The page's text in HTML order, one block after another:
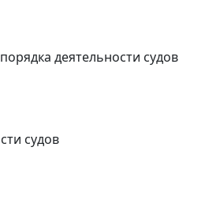
деятельности судов
судов